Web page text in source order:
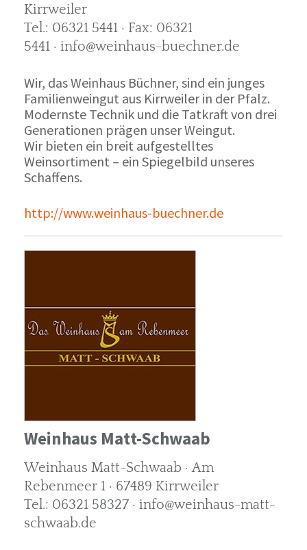
Kirrweiler
Tel.: 06321 5441 · Fax: 06321
5441 · info@weinhaus-buechner.de
Wir, das Weinhaus Büchner, sind ein junges
Familienweingut aus Kirrweiler in der Pfalz.
Modernste Technik und die Tatkraft von drei
Generationen prägen unser Weingut.
Wir bieten ein breit aufgestelltes
Weinsortiment – ein Spiegelbild unseres
Schaffens.
http://www.weinhaus-buechner.de
Weinhaus Matt-Schwaab
Weinhaus Matt-Schwaab · Am
Rebenmeer 1 · 67489 Kirrweiler
Tel.: 06321 58327 · info@weinhaus-matt-
schwaab.de